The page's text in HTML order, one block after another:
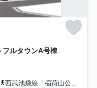
ルタウンA号棟
西武池袋線「稲荷山公園」駅 徒歩29分